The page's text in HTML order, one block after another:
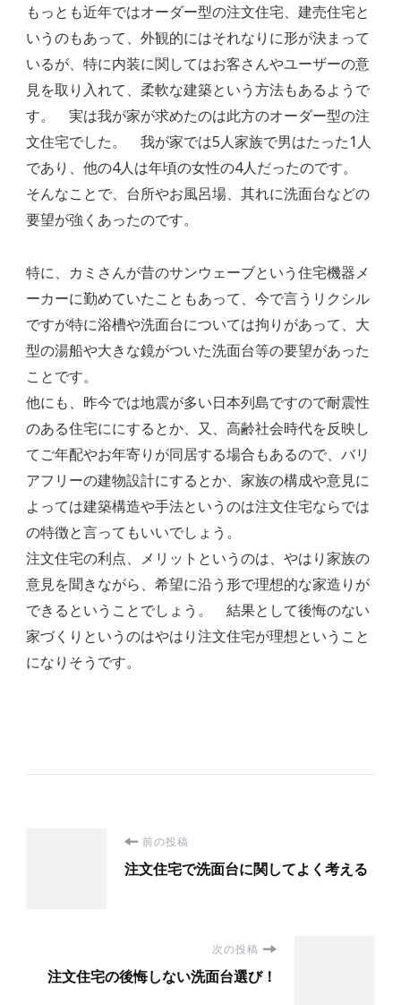
もっとも近年ではオーダー型の注文住宅、建売住宅と
いうのもあって、外観的にはそれなりに形が決まって
いるが、特に内装に関してはお客さんやユーザーの意
見を取り入れて、柔軟な建築という方法もあるようで
す。 実は我が家が求めたのは此方のオーダー型の注
文住宅でした。 我が家では5人家族で男はたった1人
であり、他の4人は年頃の女性の4人だったのです。
そんなことで、台所やお風呂場、其れに洗面台などの
要望が強くあったのです。
特に、カミさんが昔のサンウェーブという住宅機器メ
ーカーに勤めていたこともあって、今で言うリクシル
ですが特に浴槽や洗面台については拘りがあって、大
型の湯船や大きな鏡がついた洗面台等の要望があった
ことです。
他にも、昨今では地震が多い日本列島ですので耐震性
のある住宅ににするとか、又、高齢社会時代を反映し
てご年配やお年寄りが同居する場合もあるので、バリ
アフリーの建物設計にするとか、家族の構成や意見に
よっては建築構造や手法というのは注文住宅ならでは
の特徴と言ってもいいでしょう。
注文住宅の利点、メリットというのは、やはり家族の
意見を聞きながら、希望に沿う形で理想的な家造りが
できるということでしょう。 結果として後悔のない
家づくりというのはやはり注文住宅が理想ということ
になりそうです。
ビ
前の投稿
注文住宅で洗面台に関してよく考える
次の投稿
注文住宅の後悔しない洗面台選び！